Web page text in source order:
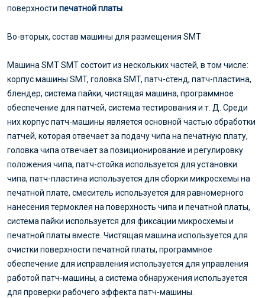
поверхности печатной платы.
Во-вторых, состав машины для размещения SMT
Машина SMT SMT состоит из нескольких частей, в том числе:
корпус машины SMT, головка SMT, патч-стенд, патч-пластина,
блендер, система пайки, чистящая машина, программное
обеспечение для патчей, система тестирования и т. Д. Среди
них корпус патч-машины является основной частью обработки
патчей, которая отвечает за подачу чипа на печатную плату,
головка чипа отвечает за позиционирование и регулировку
положения чипа, патч-стойка используется для установки
чипа, патч-пластина используется для сборки микросхемы на
печатной плате, смеситель используется для равномерного
нанесения термоклея на поверхность чипа и печатной платы,
система пайки используется для фиксации микросхемы и
печатной платы вместе. Чистящая машина используется для
очистки поверхности печатной платы, программное
обеспечение для исправления используется для управления
работой патч-машины, а система обнаружения используется
для проверки рабочего эффекта патч-машины.